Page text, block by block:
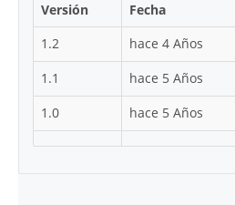
Versión Fecha
1.2
hace 4 Años
1.1
hace 5 Años
1.0
hace 5 Años